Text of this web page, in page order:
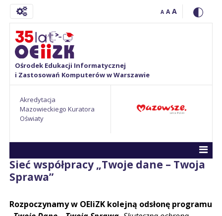
A A A
Ośrodek Edukacji Informatycznej
i Zastosowań Komputerów w Warszawie
Akredytacja
Mazowieckiego Kuratora
Oświaty
Sieć współpracy „Twoje dane – Twoja
Sprawa”
Rozpoczynamy w OEIiZK kolejną odsłonę programu